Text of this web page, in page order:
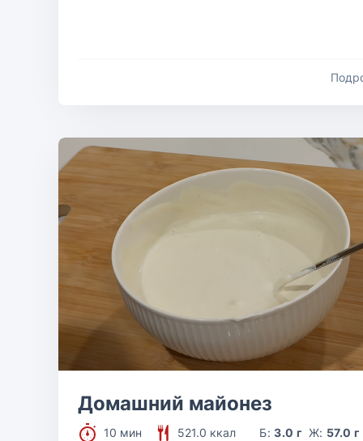
Домашний майонез
10 мин 521.0 ккал Б:3.0 г Ж: 57.0 г